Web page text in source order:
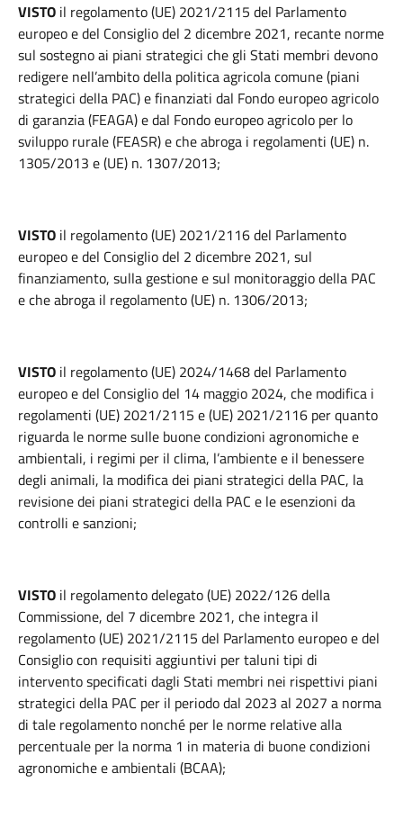
VISTO il regolamento (UE) 2021/2115 del Parlamento
europeo e del Consiglio del 2 dicembre 2021, recante norme
sul sostegno ai piani strategici che gli Stati membri devono
redigere nell’ambito della politica agricola comune (piani
strategici della PAC) e finanziati dal Fondo europeo agricolo
di garanzia (FEAGA) e dal Fondo europeo agricolo per lo
sviluppo rurale (FEASR) e che abroga i regolamenti (UE) n.
1305/2013 e (UE) n. 1307/2013;
VISTO il regolamento (UE) 2021/2116 del Parlamento
europeo e del Consiglio del 2 dicembre 2021, sul
finanziamento, sulla gestione e sul monitoraggio della PAC
e che abroga il regolamento (UE) n. 1306/2013;
VISTO il regolamento (UE) 2024/1468 del Parlamento
europeo e del Consiglio del 14 maggio 2024, che modifica i
regolamenti (UE) 2021/2115 e (UE) 2021/2116 per quanto
riguarda le norme sulle buone condizioni agronomiche e
ambientali, i regimi per il clima, l’ambiente e il benessere
degli animali, la modifica dei piani strategici della PAC, la
revisione dei piani strategici della PAC e le esenzioni da
controlli e sanzioni;
VISTO il regolamento delegato (UE) 2022/126 della
Commissione, del 7 dicembre 2021, che integra il
regolamento (UE) 2021/2115 del Parlamento europeo e del
Consiglio con requisiti aggiuntivi per taluni tipi di
intervento specificati dagli Stati membri nei rispettivi piani
strategici della PAC per il periodo dal 2023 al 2027 a norma
di tale regolamento nonché per le norme relative alla
percentuale per la norma 1 in materia di buone condizioni
agronomiche e ambientali (BCAA);